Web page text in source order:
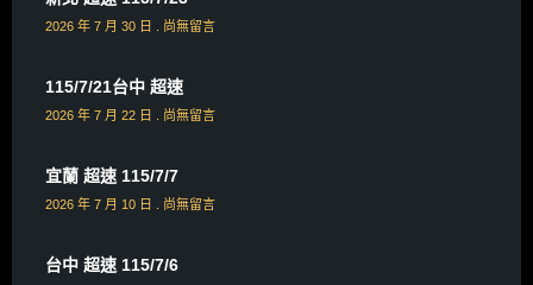
2026 年 7 月 30 日 尚無留言
115/7/21台中 超速
2026 年 7 月 22 日 尚無留言
宜蘭 超速 115/7/7
2026 年 7 月 10 日 尚無留言
台中 超速 115/7/6